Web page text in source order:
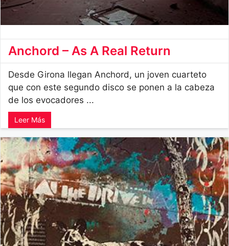
Anchord – As A Real Return
Desde Girona llegan Anchord, un joven cuarteto
que con este segundo disco se ponen a la cabeza
de los evocadores ...
Leer Más